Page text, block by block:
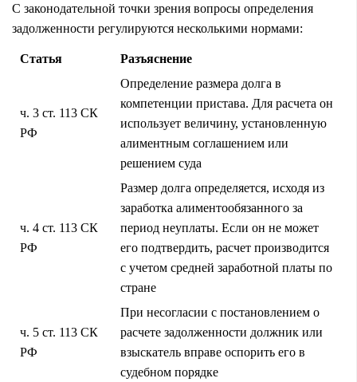
С законодательной точки зрения вопросы определения
задолженности регулируются несколькими нормами:
Статья Разъяснение
ч. 3 ст. 113 СК
РФ
Определение размера долга в
компетенции пристава. Для расчета он
использует величину, установленную
алиментным соглашением или
решением суда
ч. 4 ст. 113 СК
РФ
Размер долга определяется, исходя из
заработка алиментообязанного за
период неуплаты. Если он не может
его подтвердить, расчет производится
с учетом средней заработной платы по
стране
ч. 5 ст. 113 СК
РФ
При несогласии с постановлением о
расчете задолженности должник или
взыскатель вправе оспорить его в
судебном порядке